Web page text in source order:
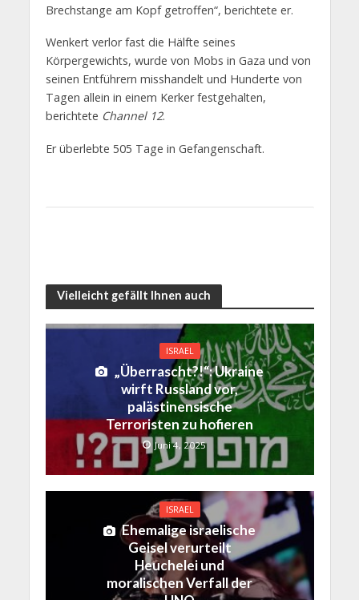
Brechstange am Kopf getroffen“, berichtete er.
Wenkert verlor fast die Hälfte seines
Körpergewichts, wurde von Mobs in Gaza und von
seinen Entführern misshandelt und Hunderte von
Tagen allein in einem Kerker festgehalten,
berichtete Channel 12.
Er überlebte 505 Tage in Gefangenschaft.
Vielleicht gefällt Ihnen auch
ISRAEL
„Überrascht?!“: Ukraine
wirft Russland vor,
palästinensische
Terroristen zu hofieren
Juni 4, 2025
ISRAEL
Ehemalige israelische
Geisel verurteilt
Heuchelei und
moralischen Verfall der